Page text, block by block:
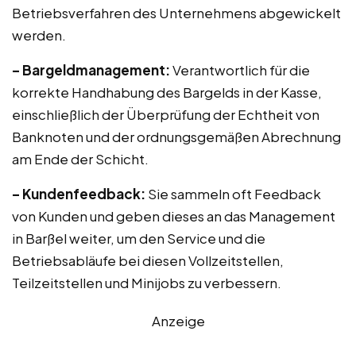
Betriebsverfahren des Unternehmens abgewickelt
werden.
– Bargeldmanagement:Verantwortlich für die
korrekte Handhabung des Bargelds in der Kasse,
einschließlich der Überprüfung der Echtheit von
Banknoten und der ordnungsgemäßen Abrechnung
am Ende der Schicht.
– Kundenfeedback: Sie sammeln oft Feedback
von Kunden und geben dieses an das Management
in Barßel weiter, um den Service und die
Betriebsabläufe bei diesen Vollzeitstellen,
Teilzeitstellen und Minijobs zu verbessern.
Anzeige